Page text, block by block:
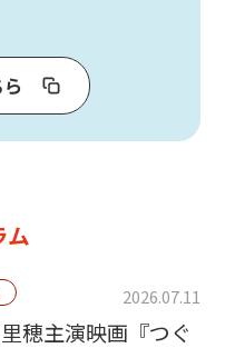
ム
2026.07.11
穂主演映画『つぐ